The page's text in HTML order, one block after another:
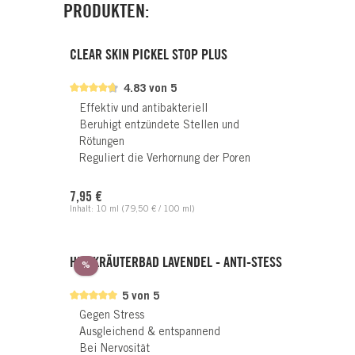
PRODUKTEN:
4.83 von 5
CLEAR SKIN PICKEL STOP PLUS
Effektiv und antibakteriell
Beruhigt entzündete Stellen und
Rötungen
Reguliert die Verhornung der Poren
Inhalt: 10 ml (79,50 € / 100 ml)
7,95 €
%Rabatt
5 von 5
HEILKRÄUTERBAD LAVENDEL - ANTI-STESS
Gegen Stress
Ausgleichend & entspannend
Bei Nervosität